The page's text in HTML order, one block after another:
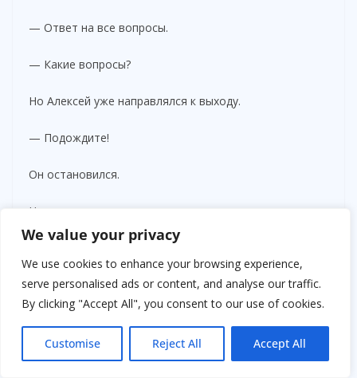
We value your privacy
We use cookies to enhance your browsing experience,
serve personalised ads or content, and analyse our traffic.
By clicking "Accept All", you consent to our use of cookies.
Customise Reject All Accept All
— Ответ на все вопросы.
— Какие вопросы?
Но Алексей уже направлялся к выходу.
— Подождите!
Он остановился.
На секунду.
— Инга, если хочешь узнать, почему Анатолий
Васильевич спас тебя в ту ночь, тебе придётся
выяснить, что произошло тридцать лет назад.